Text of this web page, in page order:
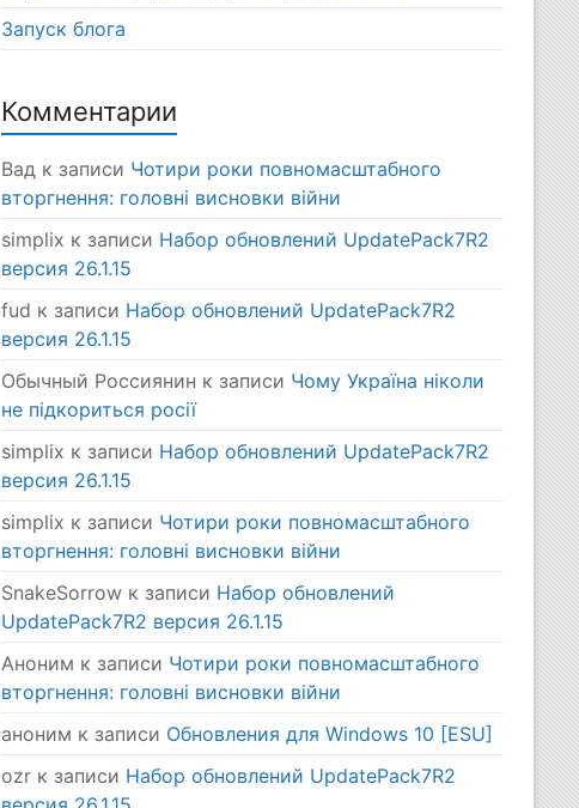
Запуск блога
Комментарии
Вад к записи Чотири роки повномасштабного
вторгнення: головні висновки війни
simplix к записи Набор обновлений UpdatePack7R2
версия 26.1.15
fud к записи Набор обновлений UpdatePack7R2
версия 26.1.15
Обычный Россиянин к записи Чому Україна ніколи
не підкориться росії
simplix к записи Набор обновлений UpdatePack7R2
версия 26.1.15
simplix к записи Чотири роки повномасштабного
вторгнення: головні висновки війни
SnakeSorrow к записи Набор обновлений
UpdatePack7R2 версия 26.1.15
Аноним к записи Чотири роки повномасштабного
вторгнення: головні висновки війни
аноним к записи Обновления для Windows 10 [ESU]
ozr к записи Набор обновлений UpdatePack7R2